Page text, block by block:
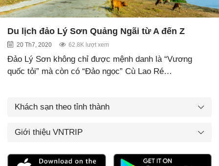
Du lịch đảo Lý Sơn Quảng Ngãi từ A đến Z
20 Th7, 2020 62.8K lượt xem
Đảo Lý Sơn không chỉ được mệnh danh là “Vương
quốc tỏi” mà còn có “Đảo ngọc” Cù Lao Ré…
Khách sạn theo tỉnh thành
Giới thiệu VNTRIP